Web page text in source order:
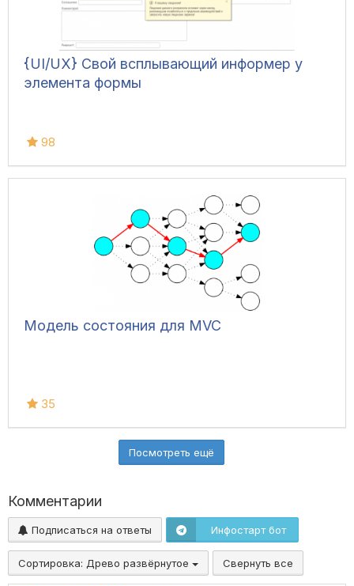
{UI/UX} Свой всплывающий информер у
элемента формы
98
Модель состояния для MVC
35
Посмотреть ещё
Комментарии
Подписаться на ответы Инфостарт бот
Сортировка: Древо развёрнутое Свернуть все